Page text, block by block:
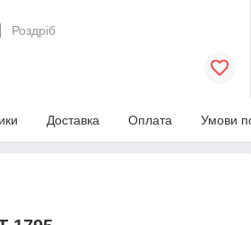
Роздріб
Доставка Оплата Умови